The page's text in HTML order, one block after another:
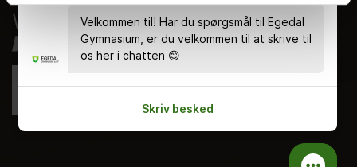
Velkommen til! Har du spørgsmål til Egedal
Gymnasium, er du velkommen til at skrive til
os her i chatten 😊
Skriv besked